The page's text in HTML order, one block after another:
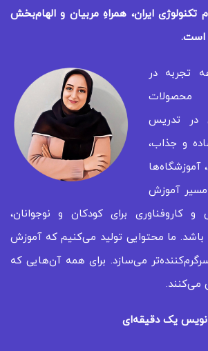
تکنولوژی ایران، همراهِ مربیان و الهام‌بخش
است.
تجربه در
محصولات
در تدریس
و جذاب،
آموزشگاه‌ها
مسیر آموزش
و کاروفناوری برای کودکان و نوجوانان،
ما محتوایی تولید می‌کنیم که آموزش
سرگرم‌کننده‌تر می‌سازد. برای همه‌ آن‌هایی که
می‌کنند.
یک دقیقه‌ای